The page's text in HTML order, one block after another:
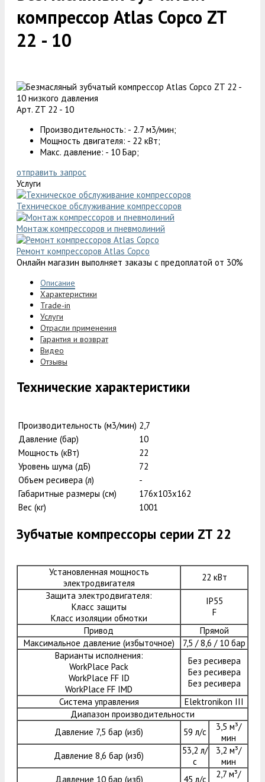
компрессор Atlas Copco ZT
22 - 10
Арт. ZT 22 - 10
Производительность: - 2.7 м3/мин;
Мощность двигателя: - 22 кВт;
Макс. давление: - 10 Бар;
отправить запрос
Услуги
Техническое обслуживание компрессоров
Монтаж компрессоров и пневмолиний
Ремонт компрессоров Atlas Copco
Онлайн магазин выполняет заказы с предоплатой от 30%
Описание
Характеристики
Trade-in
Услуги
Отрасли применения
Гарантия и возврат
Видео
Отзывы
Технические характеристики
Производительность (м3/мин) 2,7
Давление (бар)
10
Мощность (кВт)
22
Уровень шума (дБ)
72
Объем ресивера (л)
-
Габаритные размеры (см)
176х103х162
Вес (кг)
1001
Зубчатые компрессоры серии ZT 22
Установленная мощность
электродвигателя
22 кВт
Защита электродвигателя:
Класс защиты
Класс изоляции обмотки
IP55
F
Привод
Прямой
Максимальное давление (избыточное)
7,5 / 8,6 / 10 бар
Варианты исполнения:
WorkPlace Pack
WorkPlace FF ID
WorkPlace FF IMD
Без ресивера
Без ресивера
Без ресивера
Система управления
Elektronikon III
Диапазон производительности
Давление 7,5 бар (изб)
59 л/с
3,5 м³/
мин
Давление 8,6 бар (изб)
53,2 л/
с
3,2 м³/
мин
Давление 10 бар (изб)
45 л/с
2,7 м³/